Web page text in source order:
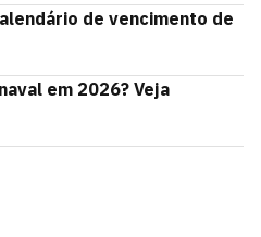
de vencimento de
em 2026? Veja